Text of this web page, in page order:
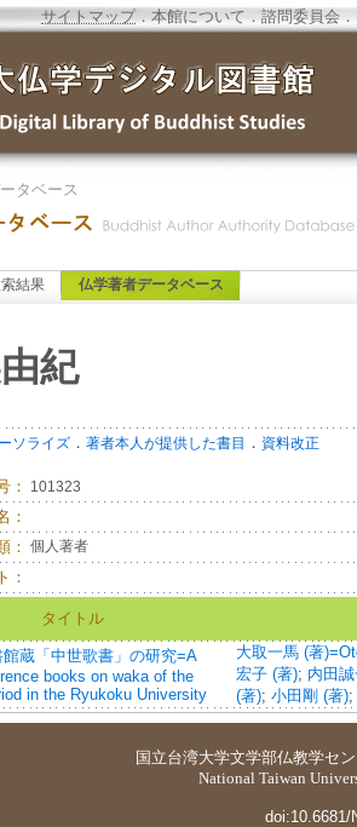
サイトマップ．本館について ．諮問委員会 ．
タベース
結果 仏学著者データベース
紀
ソライズ ． 著者本人が提供した書目 ． 資料改正
： 101323
：
： 個人著者
：
タイトル
蔵「中世歌書」の研究=A
books on waka of the
in the Ryukoku University
大取一馬 (著
宏子 (著); 内田
(著); 小田剛 (著);
国立台湾大学文学部仏教学セ
National Taiwan
doi:10.6681/